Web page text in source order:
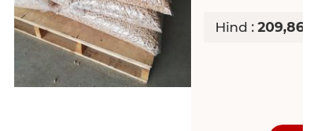
Hind : 209,86